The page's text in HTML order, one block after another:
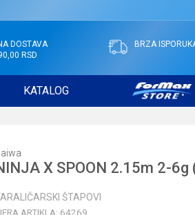
DOSTAVA
RSD
BRZA
KATALOG
X SPOON 2.15m 2-
ŠTAPOVI
ARTIKLA: 64269